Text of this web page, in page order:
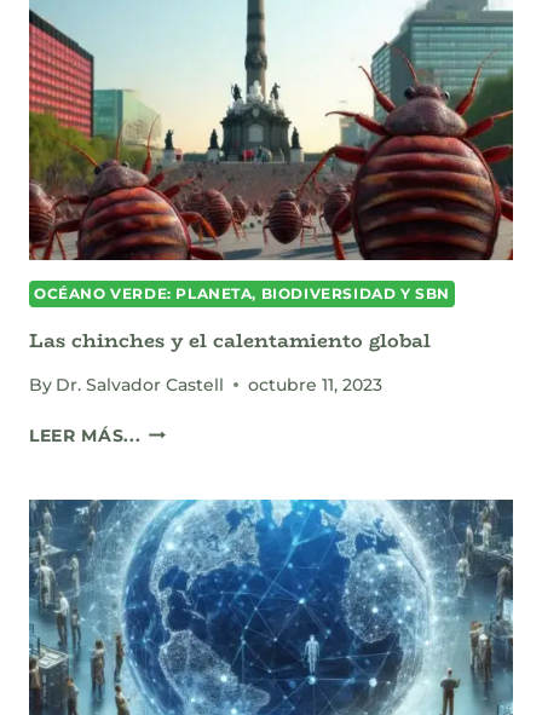
CLIMÁTICA
OCÉANO VERDE: PLANETA, BIODIVERSIDAD Y SBN
Las chinches y el calentamiento global
By Dr. Salvador Castell octubre 11, 2023
LEER MÁS... LAS
EL
CALENTAMIENTO
GLOBAL